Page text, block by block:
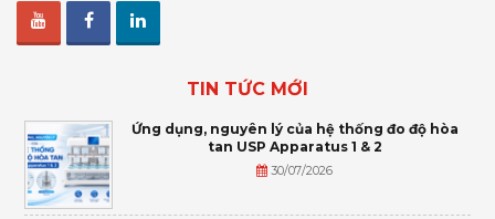
TIN TỨC MỚI
Ứng dụng, nguyên lý của hệ thống đo độ hòa
tan USP Apparatus 1 & 2
30/07/2026